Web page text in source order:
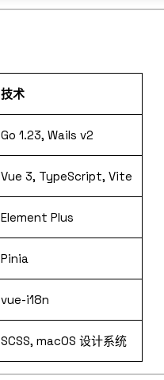
技术
Go 1.23, Wails v2
Vue 3, TypeScript, Vite
Element Plus
Pinia
vue-i18n
SCSS, macOS 设计系统